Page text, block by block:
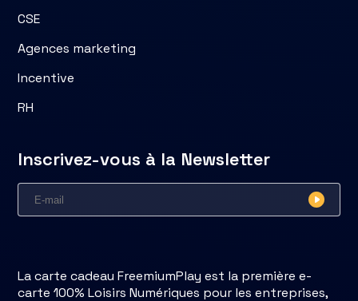
CSE
Agences marketing
Incentive
RH
Inscrivez-vous à la Newsletter
La carte cadeau FreemiumPlay est la première e-
carte 100% Loisirs Numériques pour les entreprises,